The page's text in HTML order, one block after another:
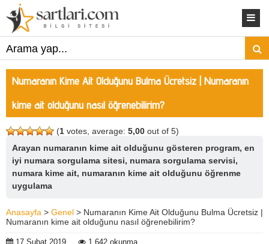
Numaranın Kime Ait Olduğunu Bulma Ücretsiz | Numaranın
kime ait olduğunu nasıl öğrenebilirim?
(1 votes, average: 5,00 out of 5)
Arayan numaranın kime ait olduğunu gösteren program, en
iyi numara sorgulama sitesi, numara sorgulama servisi,
numara kime ait, numaranın kime ait olduğunu öğrenme
uygulama
Anasayfa > Genel > Numaranın Kime Ait Olduğunu Bulma Ücretsiz |
Numaranın kime ait olduğunu nasıl öğrenebilirim?
17 Şubat 2019 1.642 okunma